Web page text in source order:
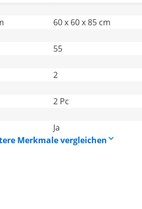
60 x 60 x 85 cm
55
2
2 Pc
Ja
Merkmale vergleichen